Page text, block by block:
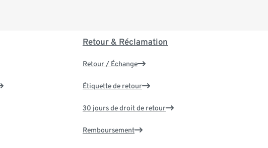
Retour & Réclamation
Retour / Échange
Étiquette de retour
30 jours de droit de retour
Remboursement